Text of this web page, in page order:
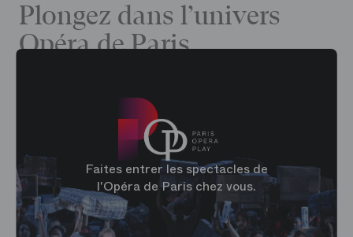
Plongez dans l’univers
Opéra de Paris
Faites entrer les spectacles de
l'Opéra de Paris chez vous.